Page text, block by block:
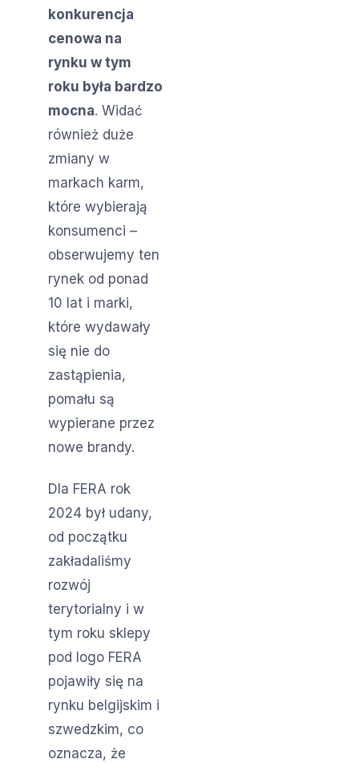
konkurencja
cenowa na
rynku w tym
roku była bardzo
mocna. Widać
również duże
zmiany w
markach karm,
które wybierają
konsumenci –
obserwujemy ten
rynek od ponad
10 lat i marki,
które wydawały
się nie do
zastąpienia,
pomału są
wypierane przez
nowe brandy.
Dla FERA rok
2024 był udany,
od początku
zakładaliśmy
rozwój
terytorialny i w
tym roku sklepy
pod logo FERA
pojawiły się na
rynku belgijskim i
szwedzkim, co
oznacza, że